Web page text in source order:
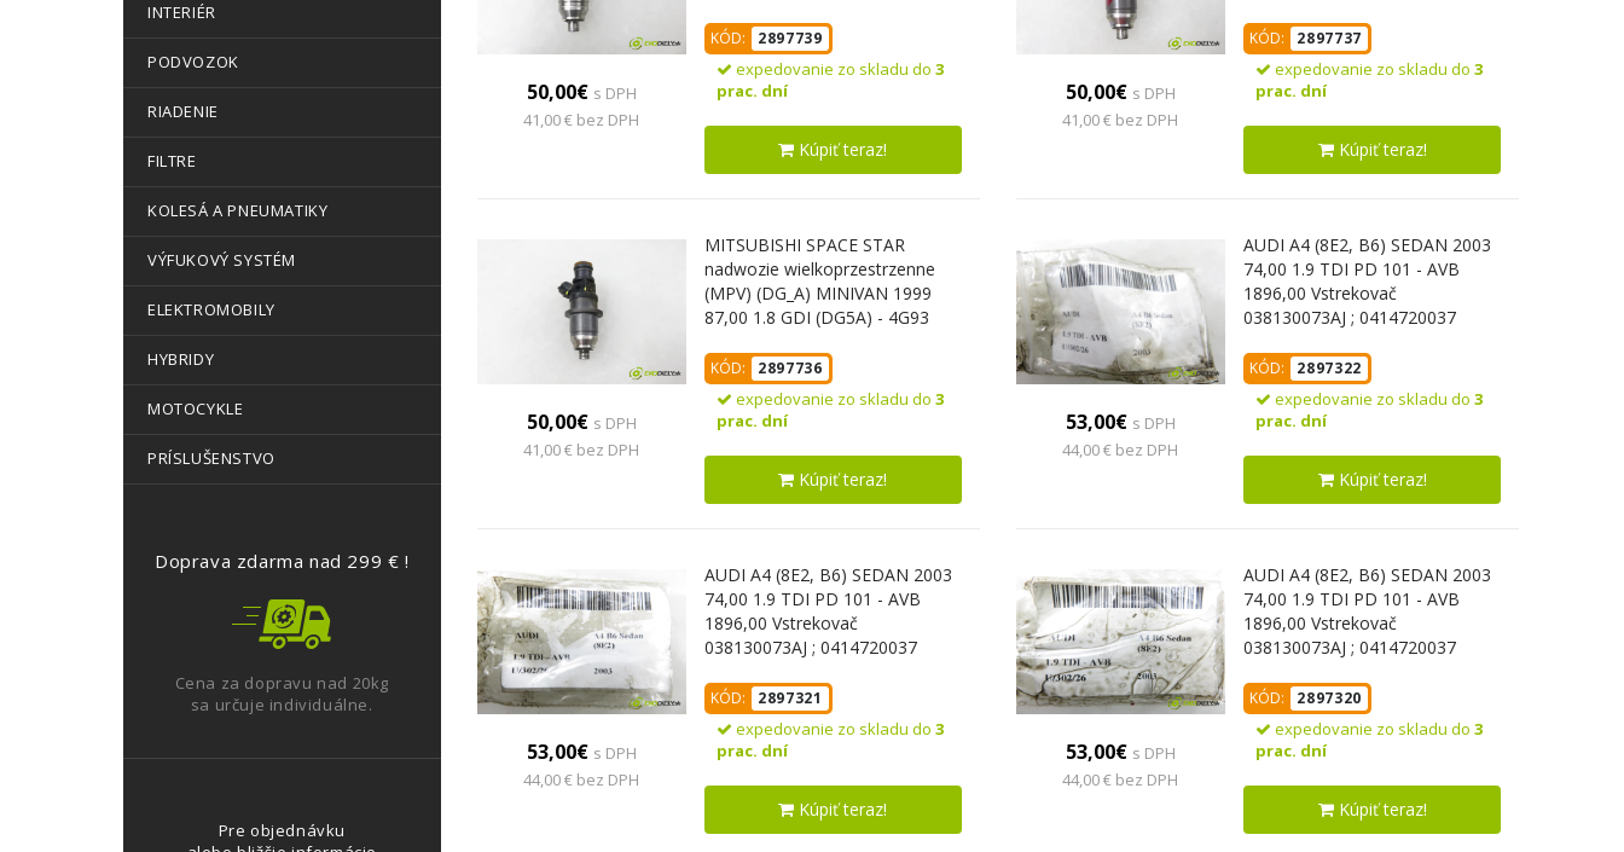
INTERIÉR
PODVOZOK
RIADENIE
FILTRE
KOLESÁ A PNEUMATIKY
VÝFUKOVÝ SYSTÉM
ELEKTROMOBILY
HYBRIDY
MOTOCYKLE
PRÍSLUŠENSTVO
Doprava zdarma nad 299 € !
Cena za dopravu nad 20kg
sa určuje individuálne.
Pre objednávku
50,00€ s DPH
41,00 € bez DPH
E7T05071 ; DIM1000G
(Vstrekovač paliva)
KÓD: 2897739
expedovanie zo skladu do 3
prac. dní
Kúpiť teraz!
50,00€ s DPH
41,00 € bez DPH
E7T05071 ; DIM1000G
(Vstrekovač paliva)
KÓD: 2897737
expedovanie zo skladu do3
prac. dní
Kúpiť teraz!
50,00€ s DPH
41,00 € bez DPH
MITSUBISHI SPACE STAR
nadwozie wielkoprzestrzenne
(MPV) (DG_A) MINIVAN 1999
87,00 1.8 GDI (DG5A) - 4G93
E7T05071 (Vstrekovač paliva)
KÓD: 2897736
expedovanie zo skladu do 3
prac. dní
Kúpiť teraz!
53,00€ s DPH
44,00 € bez DPH
AUDI A4 (8E2, B6) SEDAN 2003
74,00 1.9 TDI PD 101 - AVB
1896,00 Vstrekovač
038130073AJ ; 0414720037
KÓD: 2897322
expedovanie zo skladu do3
prac. dní
Kúpiť teraz!
53,00€ s DPH
44,00 € bez DPH
AUDI A4 (8E2, B6) SEDAN 2003
74,00 1.9 TDI PD 101 - AVB
1896,00 Vstrekovač
038130073AJ ; 0414720037
KÓD: 2897321
expedovanie zo skladu do 3
prac. dní
Kúpiť teraz!
53,00€ s DPH
44,00 € bez DPH
AUDI A4 (8E2, B6) SEDAN 2003
74,00 1.9 TDI PD 101 - AVB
1896,00 Vstrekovač
038130073AJ ; 0414720037
KÓD: 2897320
expedovanie zo skladu do3
prac. dní
Kúpiť teraz!